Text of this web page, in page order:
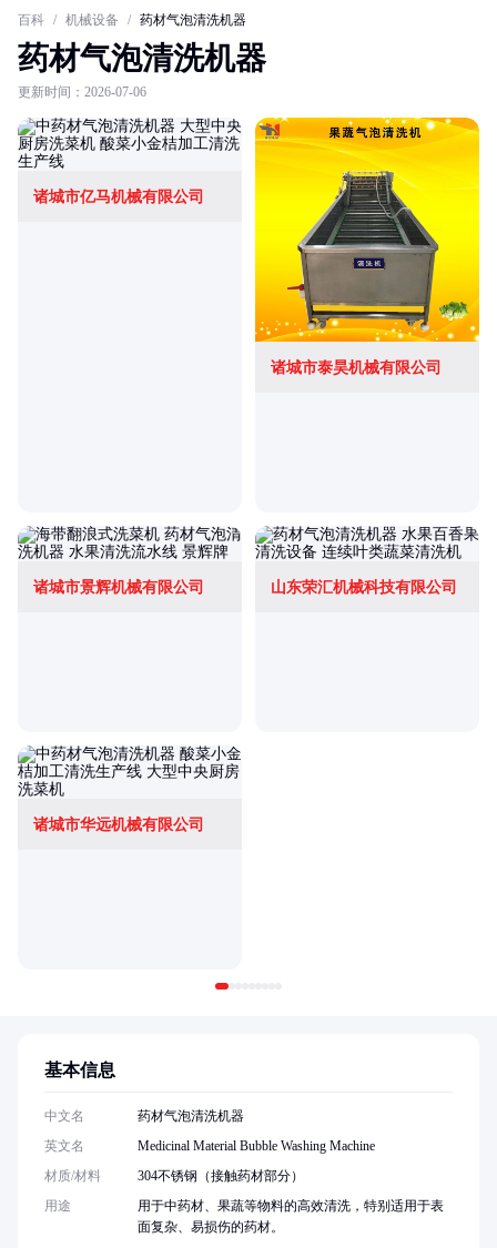
百科 / 机械设备 / 药材气泡清洗机器
药材气泡清洗机器
更新时间：2026-07-06
诸城市亿马机械有限公司
诸城市泰昊机械有限公司
诸城市景辉机械有限公司 山东荣汇机械科技有限公司
诸城市华远机械有限公司
基本信息
中文名
药材气泡清洗机器
英文名
Medicinal Material Bubble Washing Machine
材质/材料
304不锈钢（接触药材部分）
用途
用于中药材、果蔬等物料的高效清洗，特别适用于表
面复杂、易损伤的药材。